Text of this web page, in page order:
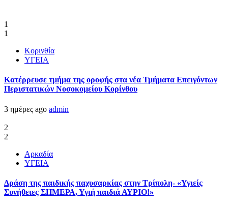
1
1
Κορινθία
ΥΓΕΙΑ
Kατέρρευσε τμήμα της οροφής στα νέα Τμήματα Επειγόντων
Περιστατικών Νοσοκομείου Κορίνθου
3 ημέρες ago admin
2
2
Αρκαδία
ΥΓΕΙΑ
Δράση της παιδικής παχυσαρκίας στην Τρίπολη- «Υγιείς
Συνήθειες ΣΗΜΕΡΑ, Υγιή παιδιά ΑΥΡΙΟ!»